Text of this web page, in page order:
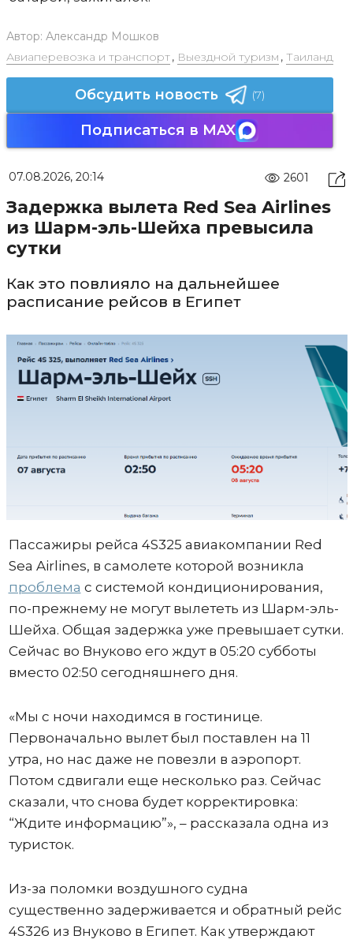
Автор: Александр Мошков
Авиаперевозка и транспорт, Выездной туризм , Таиланд
Обсудить новость (7)
Подписаться в MAX
07.08.2026, 20:14 2601
Задержка вылета Red Sea Airlines
из Шарм-эль-Шейха превысила
сутки
Как это повлияло на дальнейшее
расписание рейсов в Египет
Пассажиры рейса 4S325 авиакомпании Red
Sea Airlines, в самолете которой возникла
проблема с системой кондиционирования,
по-прежнему не могут вылететь из Шарм-эль-
Шейха. Общая задержка уже превышает сутки.
Сейчас во Внуково его ждут в 05:20 субботы
вместо 02:50 сегодняшнего дня.
«Мы с ночи находимся в гостинице.
Первоначально вылет был поставлен на 11
утра, но нас даже не повезли в аэропорт.
Потом сдвигали еще несколько раз. Сейчас
сказали, что снова будет корректировка:
“Ждите информацию”», – рассказала одна из
туристок.
Из-за поломки воздушного судна
существенно задерживается и обратный рейс
4S326 из Внуково в Египет. Как утверждают